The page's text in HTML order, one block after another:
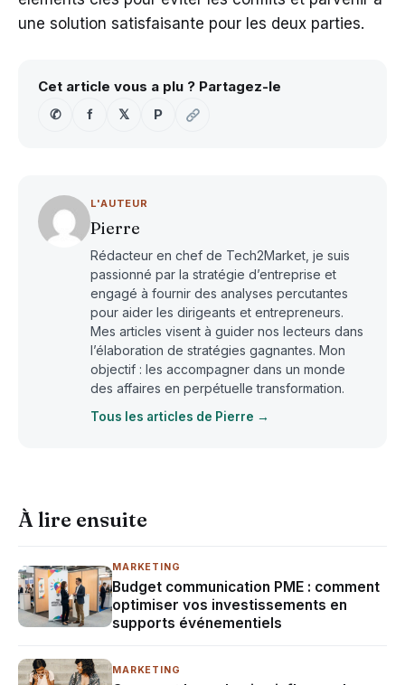
une solution satisfaisante pour les deux parties.
Cet article vous a plu ? Partagez-le
✆
f 𝕏 P
L'AUTEUR
Pierre
Rédacteur en chef de Tech2Market, je suis
passionné par la stratégie d’entreprise et
engagé à fournir des analyses percutantes
pour aider les dirigeants et entrepreneurs.
Mes articles visent à guider nos lecteurs dans
l’élaboration de stratégies gagnantes. Mon
objectif : les accompagner dans un monde
des affaires en perpétuelle transformation.
Tous les articles de Pierre →
À lire ensuite
MARKETING
Budget communication PME : comment
optimiser vos investissements en
supports événementiels
MARKETING